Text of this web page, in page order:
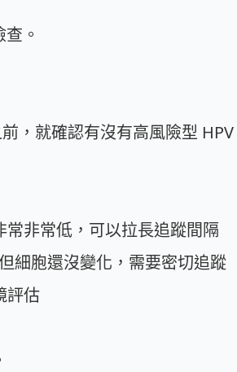
。
，就確認有沒有高風險型
非常低，可以拉長追蹤間隔
細胞還沒變化，需要密切追蹤
評估